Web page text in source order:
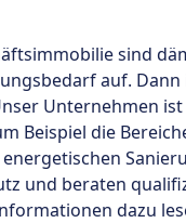
sind
auf. Dann
Unternehmen
Beispiel die
und beraten
dazu